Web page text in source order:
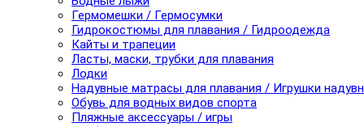
Гермомешки / Гермосумки
Гидрокостюмы для плавания / Гидроодежда
Кайты и трапеции
Ласты, маски, трубки для плавания
Лодки
Надувные матрасы для плавания / Игрушки
Обувь для водных видов спорта
Пляжные аксессуары / игры